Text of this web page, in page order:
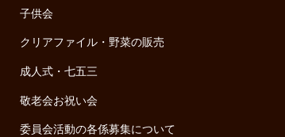
子供会
クリアファイル・野菜の販売
成人式・七五三
敬老会お祝い会
委員会活動の各係募集について